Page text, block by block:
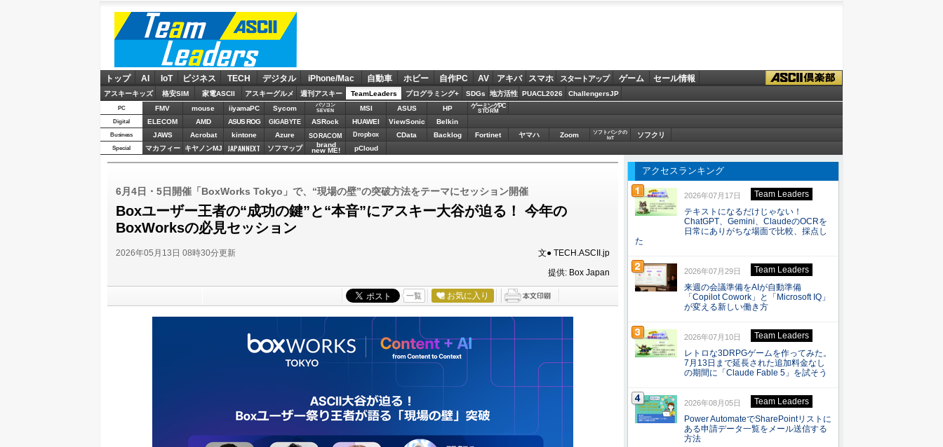
ASCII Team Leaders
トップ AI IoT ビジネス TECH デジタル iPhone/Mac 自動車 ホビー 自作PC AV アキバ スマホ スタートアップ ゲーム セール情報
アスキーキッズ 格安SIM 家電ASCII アスキーグルメ 週刊アスキー TeamLeaders プログラミング+ SDGs 地方活性 PUACL2026 ChallengersJP
PC FMV mouse iiyamaPC Sycom
パソコン
SEVEN
MSI ASUS HP ゲーミングPC
STORM
Digital ELECOM AMD ASUS ROG GIGABYTE ASRock HUAWEI ViewSonic Belkin
Business JAWS Acrobat kintone Azure SORACOM Dropbox CData Backlog Fortinet ヤマハ Zoom
ソフトバンクの
IoT
ソフクリ
Special マカフィー キヤノンMJ JAPANNEXT ソフマップ brand
new ME! pCloud
6月4日・5日開催「BoxWorks Tokyo」で、“現場の壁”の突破方法をテーマにセッション開催
Boxユーザー王者の“成功の鍵”と“本音”にアスキー大谷が迫る！ 今年の
BoxWorksの必見セッション
2026年05月13日 08時30分更新
文● TECH.ASCII.jp
提供: Box Japan
一覧 お気に入り
アクセスランキング
2026年07月17日
Team Leaders
テキストになるだけじゃない！
ChatGPT、Gemini、ClaudeのOCRを
日常にありがちな場面で比較、採点し
た
2026年07月29日
Team Leaders
来週の会議準備をAIが自動準備
「Copilot Cowork」と「Microsoft IQ」
が変える新しい働き方
2026年07月10日
Team Leaders
レトロな3DRPGゲームを作ってみた。
7月13日まで延長された追加料金なし
の期間に「Claude Fable 5」を試そう
2026年08月05日
Team Leaders
Power AutomateでSharePointリストに
ある申請データ一覧をメール送信する
方法